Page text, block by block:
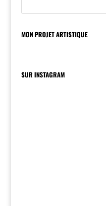
MON PROJET ARTISTIQUE
SUR INSTAGRAM